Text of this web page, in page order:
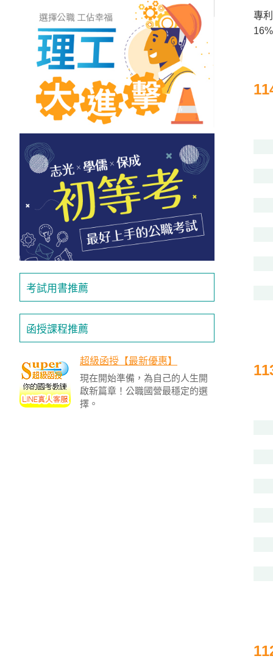
考試用書推薦
函授課程推薦
超級函授【最新優惠】
現在開始準備，為自己的人生開
啟新篇章！公職國營最穩定的選
擇。
專
，
獲
得
500
折
扣！